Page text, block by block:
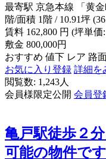
最寄駅 京急本線 「黄
階/面積 1階 / 10.91坪
賃料 162,800 円 (坪単価
敷金 800,000円
おすすめ 値下 レア 路
お気に入り登録 詳細を
閲覧数: 1,243人
会員様限定公開 会員登
亀戸駅徒歩２
可能の物件で